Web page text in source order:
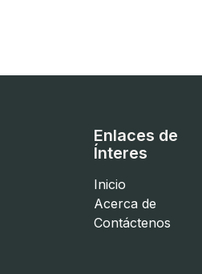
Enlaces de
Ínteres
Inicio
Acerca de
Contáctenos